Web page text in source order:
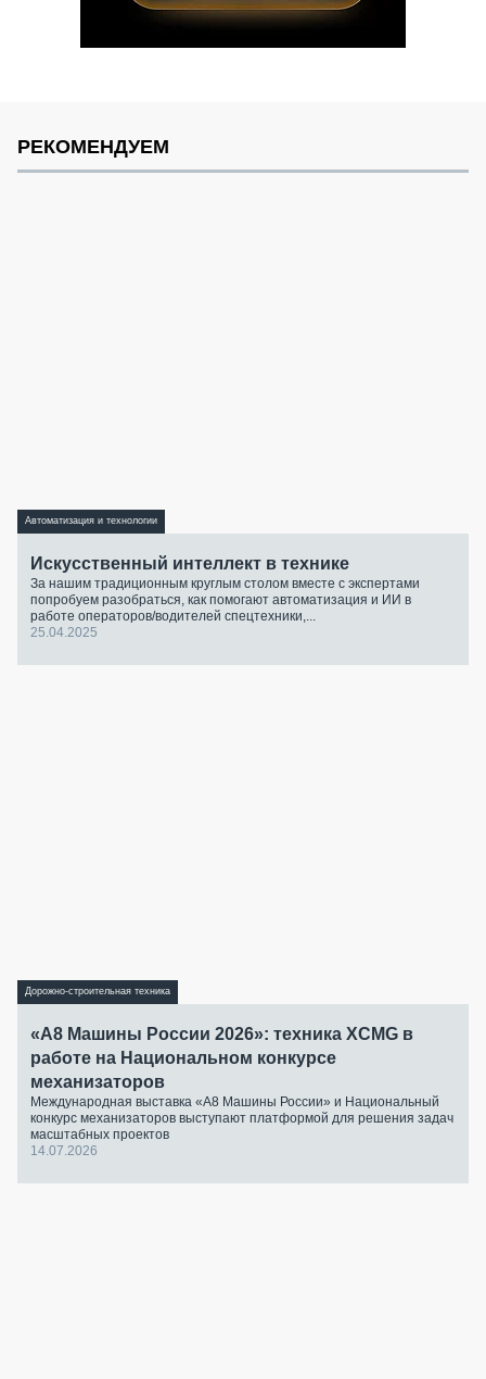
РЕКОМЕНДУЕМ
Автоматизация и технологии
Искусственный интеллект в технике
За нашим традиционным круглым столом вместе с экспертами
попробуем разобраться, как помогают автоматизация и ИИ в
работе операторов/водителей спецтехники,...
25.04.2025
Дорожно-строительная техника
«А8 Машины России 2026»: техника XCMG в
работе на Национальном конкурсе
механизаторов
Международная выставка «А8 Машины России» и Национальный
конкурс механизаторов выступают платформой для решения задач
масштабных проектов
14.07.2026